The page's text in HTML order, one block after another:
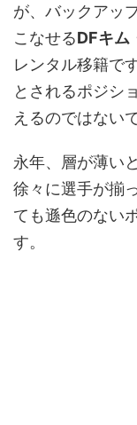
が、バックアッ
こなせるDFキム
レンタル移籍で
とされるポジシ
えるのではない
永年、層が薄い
徐々に選手が揃
ても遜色のない
す。